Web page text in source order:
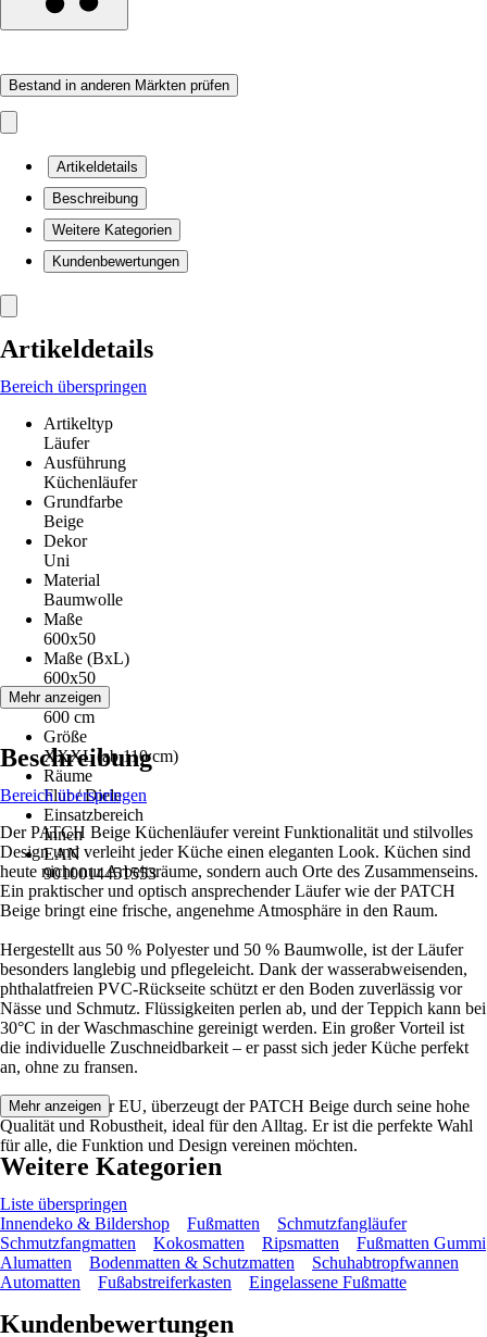
Bestand in anderen Märkten prüfen
Artikeldetails
Beschreibung
Weitere Kategorien
Kundenbewertungen
Artikeldetails
Bereich überspringen
Artikeltyp
Läufer
Ausführung
Küchenläufer
Grundfarbe
Beige
Dekor
Uni
Material
Baumwolle
Maße
600x50
Maße (BxL)
600x50
Höhe
600 cm
Größe
XXXL (ab 110 cm)
Räume
Flur / Diele
Einsatzbereich
Innen
EAN
9010014451553
Mehr anzeigen
Beschreibung
Bereich überspringen
Der PATCH Beige Küchenläufer vereint Funktionalität und stilvolles
Design und verleiht jeder Küche einen eleganten Look. Küchen sind
heute nicht nur Arbeitsräume, sondern auch Orte des Zusammenseins.
Ein praktischer und optisch ansprechender Läufer wie der PATCH
Beige bringt eine frische, angenehme Atmosphäre in den Raum.
Hergestellt aus 50 % Polyester und 50 % Baumwolle, ist der Läufer
besonders langlebig und pflegeleicht. Dank der wasserabweisenden,
phthalatfreien PVC-Rückseite schützt er den Boden zuverlässig vor
Nässe und Schmutz. Flüssigkeiten perlen ab, und der Teppich kann bei
30°C in der Waschmaschine gereinigt werden. Ein großer Vorteil ist
die individuelle Zuschneidbarkeit – er passt sich jeder Küche perfekt
an, ohne zu fransen.
Produziert in der EU, überzeugt der PATCH Beige durch seine hohe
Qualität und Robustheit, ideal für den Alltag. Er ist die perfekte Wahl
für alle, die Funktion und Design vereinen möchten.
Mehr anzeigen
Weitere Kategorien
Liste überspringen
Innendeko & Bildershop
Fußmatten
Schmutzfangläufer
Schmutzfangmatten
Kokosmatten Ripsmatten
Fußmatten Gummi
Alumatten
Bodenmatten & Schutzmatten
Schuhabtropfwannen
Automatten
Fußabstreiferkasten Eingelassene Fußmatte
Kundenbewertungen